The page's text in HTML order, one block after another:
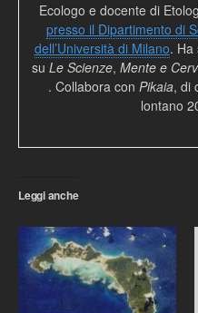
Ecologo e docente di
presso il Dipartimento di
dell’Università di Milano. Ha
su Le Scienze, Mente e
. Collabora con Pikaia, di
lontano
Leggi anche